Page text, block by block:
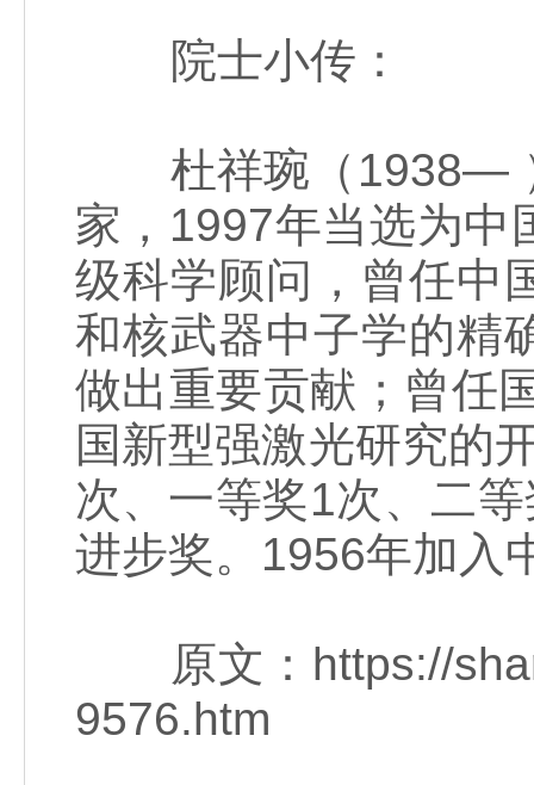
院士小传：
杜祥琬（1938— ）
家，1997年当选为中
级科学顾问，曾任中
和核武器中子学的精
做出重要贡献；曾任
国新型强激光研究的
次、一等奖1次、二
进步奖。1956年加入
原文：https://
9576.htm